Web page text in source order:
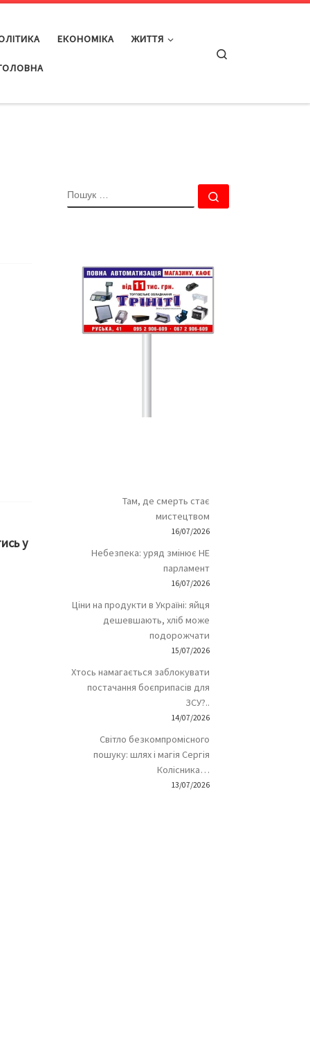
ЕКОНОМІКА ЖИТТЯ
у
ПОШУК
Там, де смерть стає
мистецтвом
16/07/2026
Небезпека: уряд змінює НЕ
парламент
16/07/2026
Ціни на продукти в Україні: яйця
дешевшають, хліб може
подорожчати
15/07/2026
Хтось намагається заблокувати
постачання боєприпасів для
ЗСУ?..
14/07/2026
Світло безкомпромісного
пошуку: шлях і магія Сергія
Колісника…
13/07/2026